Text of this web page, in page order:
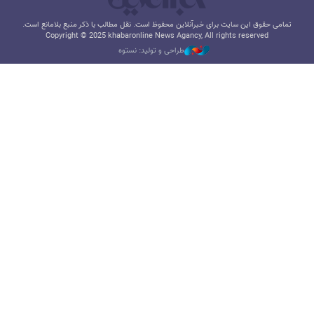
تمامی حقوق این سایت برای خبرآنلاین محفوظ است. نقل مطالب با ذکر منبع بلامانع است.
Copyright © 2025 khabaronline News Agancy, All rights reserved
طراحی و تولید: نستوه